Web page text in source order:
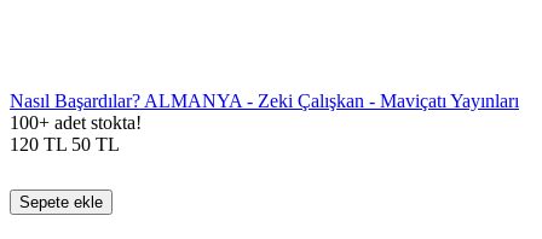
Nasıl Başardılar? ALMANYA - Zeki Çalışkan - Maviçatı Yayınları
100+ adet stokta!
120 TL 50 TL
Sepete ekle